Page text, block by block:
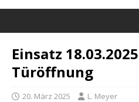
Einsatz
Türöffnung
20. März 2025 L. Meyer